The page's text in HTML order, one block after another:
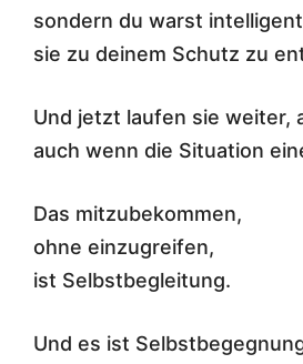
sondern du warst
sie zu deinem Schutz zu
Und jetzt laufen sie weiter,
auch wenn die Situation
Das mitzubekommen,
ohne einzugreifen,
ist Selbstbegleitung.
Und es ist